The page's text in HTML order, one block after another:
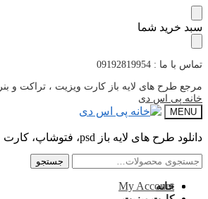
پرش
به
پرش
به
سبد خرید شما
تماس با ما : 09192819954
مرجع طرح های لایه باز کارت ویزیت ، تراکت و بنر
خانه پی اس دی
MENU
دانلود طرح های لایه باز psd، فتوشاپ، کارت ویزیت، تراکت، بنر
جستجو
جستجو
My Account
جستجو
جستجو
خانه